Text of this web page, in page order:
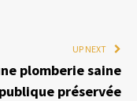
UP NEXT
plomberie saine
préservée